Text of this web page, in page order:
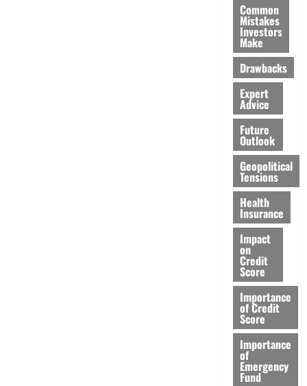
Common
Mistakes
Investors
Make
Drawbacks
Expert
Advice
Future
Outlook
Geopolitical
Tensions
Health
Insurance
Impact
on
Credit
Score
Importance
of Credit
Score
Importance
of
Emergency
Fund